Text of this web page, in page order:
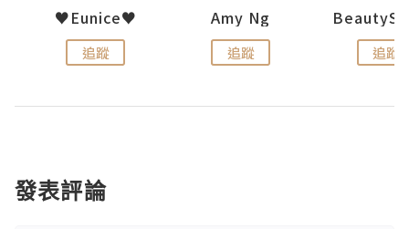
♥Eunice♥
追蹤
Amy Ng
追蹤 追蹤
發表評論